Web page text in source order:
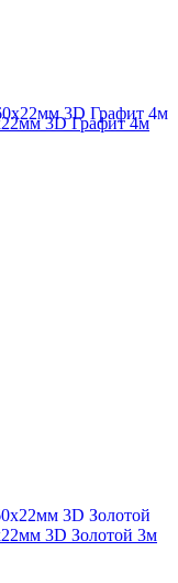
3D Графит 4м
3D Золотой 3м